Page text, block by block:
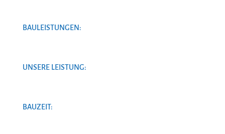
BAULEISTUNGEN:
UNSERE LEISTUNG:
BAUZEIT: